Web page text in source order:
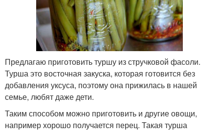
Предлагаю приготовить туршу из стручковой фасоли.
Турша это восточная закуска, которая готовится без
добавления уксуса, поэтому она прижилась в нашей
семье, любят даже дети.
Таким способом можно приготовить и другие овощи,
например хорошо получается перец. Такая турша